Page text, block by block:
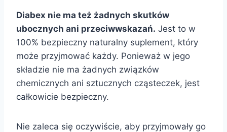
Diabex nie ma też żadnych skutków
ubocznych ani przeciwwskazań. Jest to w
100% bezpieczny naturalny suplement, który
może przyjmować każdy. Ponieważ w jego
składzie nie ma żadnych związków
chemicznych ani sztucznych cząsteczek, jest
całkowicie bezpieczny.
Nie zaleca się oczywiście, aby przyjmowały go